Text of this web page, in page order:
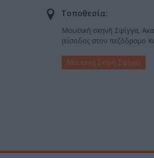
Τοποθεσία:
Μουσική σκηνή Σφίγγα,
(είσοδος στον πεζόδρομο
Μουσική Σκηνή Σφίγγα